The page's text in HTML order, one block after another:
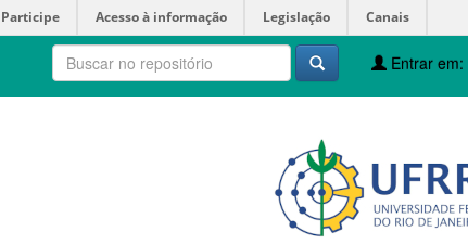
Participe Acesso à informação Legislação Canais
Entrar em: